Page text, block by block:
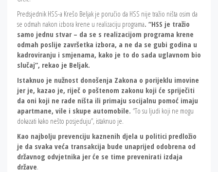
Predsjednik HSS-a Krešo Beljak je poručio da HSS nije tražio ništa osim da
se odmah nakon izbora krene u realizaciju programa. “HSS je tražio
samo jednu stvar – da se s realizacijom programa krene
odmah poslije završetka izbora, a ne da se gubi godina u
kadroviranju i smjenama, kako je to do sada uglavnom bio
slučaj”, rekao je Beljak.
Istaknuo je nužnost donošenja Zakona o porijeklu imovine
jer je, kazao je, riječ o poštenom zakonu koji će spriječiti
da oni koji ne rade ništa ili primaju socijalnu pomoć imaju
apartmane, vile i skupe automobile. “To su ljudi koji ne mogu
dokazati kako nešto posjeduju”, istaknuo je.
Kao najbolju prevenciju kaznenih djela u politici predložio
je da svaka veća transakcija bude unaprijed odobrena od
državnog odvjetnika jer će se time prevenirati izdaja
države.